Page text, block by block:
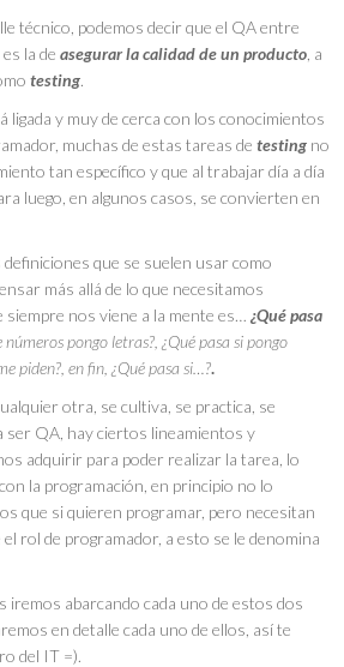
técnico, podemos decir que el QA entre
la de asegurar la calidad de un producto , a
testing.
ligada y muy de cerca con los conocimientos
muchas de estas tareas de testing no
tan específico y que al trabajar día a día
luego, en algunos casos, se convierten en
que se suelen usar como
más allá de lo que necesitamos
nos viene a la mente es… ¿Qué pasa
números pongo letras?, ¿Qué pasa si pongo
piden?, en fin, ¿Qué pasa si…?.
otra, se cultiva, se practica, se
ser QA, hay ciertos lineamientos y
adquirir para poder realizar la tarea, lo
la programación, en principio no lo
que si quieren programar, pero necesitan
rol de programador, a esto se le denomina
iremos abarcando cada uno de estos dos
en detalle cada uno de ellos, así te
del IT =).